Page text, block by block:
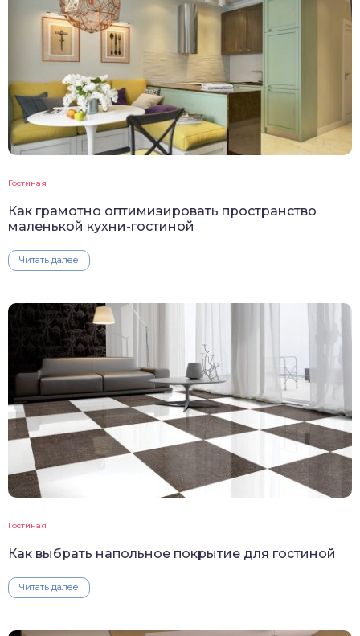
Гостиная
Как грамотно оптимизировать пространство
маленькой кухни-гостиной
Читать далее
Гостиная
Как выбрать напольное покрытие для гостиной
Читать далее